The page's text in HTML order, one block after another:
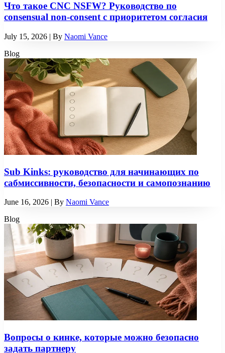
Что такое CNC NSFW? Руководство по
consensual non-consent с приоритетом согласия
July 15, 2026 | By Naomi Vance
Blog
Sub Kinks: руководство для начинающих по
сабмиссивности, безопасности и самопознанию
June 16, 2026 | By Naomi Vance
Blog
Вопросы о кинке, которые можно безопасно
задать партнеру